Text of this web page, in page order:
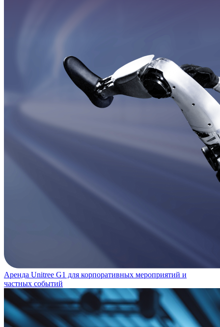
Аренда Unitree G1 для корпоративных мероприятий и
частных событий